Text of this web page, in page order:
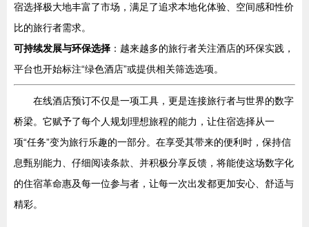
宿选择极大地丰富了市场，满足了追求本地化体验、空间感和性价
比的旅行者需求。
可持续发展与环保选择 ：越来越多的旅行者关注酒店的环保实践，
平台也开始标注“绿色酒店”或提供相关筛选选项。
在线酒店预订不仅是一项工具，更是连接旅行者与世界的数字
桥梁。它赋予了每个人规划理想旅程的能力，让住宿选择从一
项“任务”变为旅行乐趣的一部分。在享受其带来的便利时，保持信
息甄别能力、仔细阅读条款、并积极分享反馈，将能使这场数字化
的住宿革命惠及每一位参与者，让每一次出发都更加安心、舒适与
精彩。